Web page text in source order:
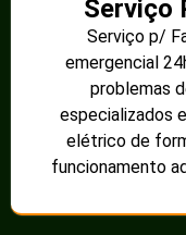
Serviço
Serviço p/
emergencial
problemas
especializados
elétrico de
funcionamento